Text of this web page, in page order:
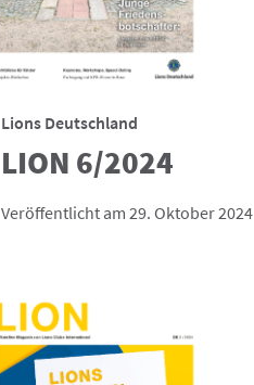
Lions Deutschland
LION 6/2024
Veröffentlicht am 29. Oktober 2024